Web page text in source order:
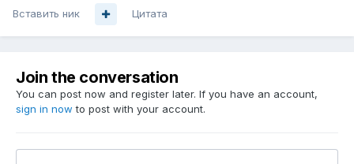
Вставить ник Цитата
Join the conversation
You can post now and register later. If you have an account,
sign in now to post with your account.